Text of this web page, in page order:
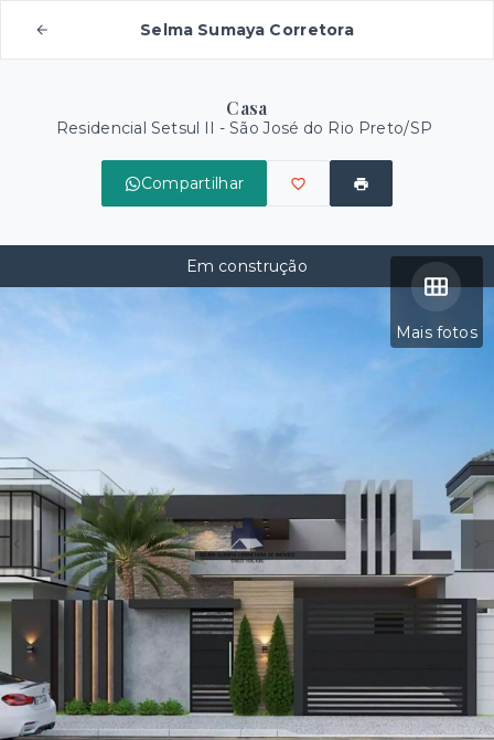
Selma Sumaya Corretora
Casa
Residencial Setsul II - São José do Rio Preto/SP
Compartilhar
Mais fotos
Em construção